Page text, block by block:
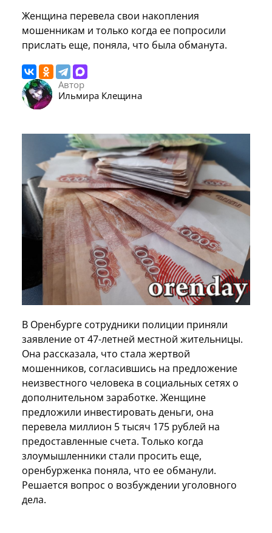
Женщина перевела свои накопления
мошенникам и только когда ее попросили
прислать еще, поняла, что была обманута.
Автор
Ильмира Клещина
В Оренбурге сотрудники полиции приняли
заявление от 47-летней местной жительницы.
Она рассказала, что стала жертвой
мошенников, согласившись на предложение
неизвестного человека в социальных сетях о
дополнительном заработке. Женщине
предложили инвестировать деньги, она
перевела миллион 5 тысяч 175 рублей на
предоставленные счета. Только когда
злоумышленники стали просить еще,
оренбурженка поняла, что ее обманули.
Решается вопрос о возбуждении уголовного
дела.